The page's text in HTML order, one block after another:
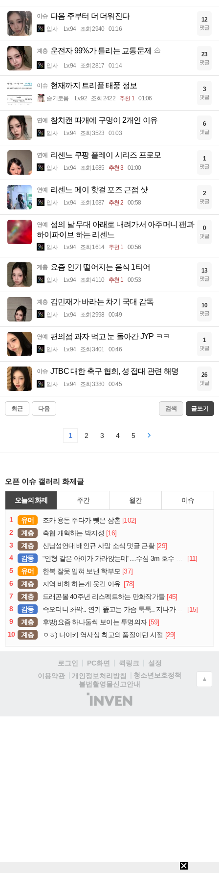
이슈 다음 주부터 더 더워진다
입사 Lv.94 조회 2940 01:16
12
댓글
계층 운전자 99%가 틀리는 교통문제
입사 Lv.94 조회 2817 01:14
23
댓글
이슈 현재까지 트리플 태풍 정보
슬기로움 Lv.92 조회 2422 추천 1 01:06
3
댓글
연예 참치캔 따개에 구멍이 2개인 이유
입사 Lv.94 조회 3523 01:03
6
댓글
연예 리센느 쿠팡 플레이 시리즈 프로모
입사 Lv.94 조회 1685 추천 3 01:00
1
댓글
연예 리센느 메이 핫걸 포즈 근접 샷
입사 Lv.94 조회 1687 추천 2 00:58
2
댓글
연예 섬의 날 무대 아래로 내려가서 아주머니 팬과
하이파이브 하는 리센느
입사 Lv.94 조회 1614 추천 1 00:56
0
댓글
계층 요즘 인기 떨어지는 음식 1티어
입사 Lv.94 조회 4110 추천 1 00:53
13
댓글
계층 김민재가 바라는 차기 국대 감독
입사 Lv.94 조회 2998 00:49
10
댓글
연예 편의점 과자 먹고 눈 돌아간 JYP ㅋㅋ
입사 Lv.94 조회 3401 00:46
1
댓글
이슈 JTBC 대한 축구 협회, 성 접대 관련 해명
입사 Lv.94 조회 3380 00:45
26
댓글
최근 다음 검색 글쓰기
1 2 3 4 5
오픈 이슈 갤러리 화제글
오늘의 화제 주간 월간 이슈
1 유머 조카 용돈 주다가 뺏은 삼촌 [102]
2
계층 축협 개혁하는 박지성 [16]
3
계층 신남성연대 배인규 사망 소식 댓글 근황 [29]
4
감동 “인형 같은 아이가 가라앉는데”…수심 3m 호수 뛰어든 60대 의인
[11]
5
유머 한복 잘못 입혀 보낸 학부모 [37]
6
계층 지역 비하 하는게 웃긴 이유. [78]
7
계층 드래곤볼 40주년 리스펙트하는 만화작가들 [45]
8
감동 슥오더니 촤악.. 연기 뚫고는 가슴 툭툭.. 지나가던 아재의 정체
[15]
9
계층 후방)요즘 하나둘씩 보이는 투명의자 [59]
10
계층 ㅇㅎ) 나이키 역사상 최고의 품질이던 시절 [29]
로그인 PC화면 퀵링크
설정
이용약관
개인정보처리방침
청소년보호정책
불법촬영물신고안내
(주)
인
▲